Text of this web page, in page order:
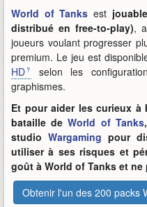
World of Tanks est
distribué en free-to-play),
joueurs voulant progresser
premium. Le jeu est
HD
selon les
graphismes.
Et pour aider les curieux
bataille deWorld of Tanks
studio Wargaming pour
utiliser à ses risques et
goût à World of Tanks et
Obtenir l'un des 200 packs